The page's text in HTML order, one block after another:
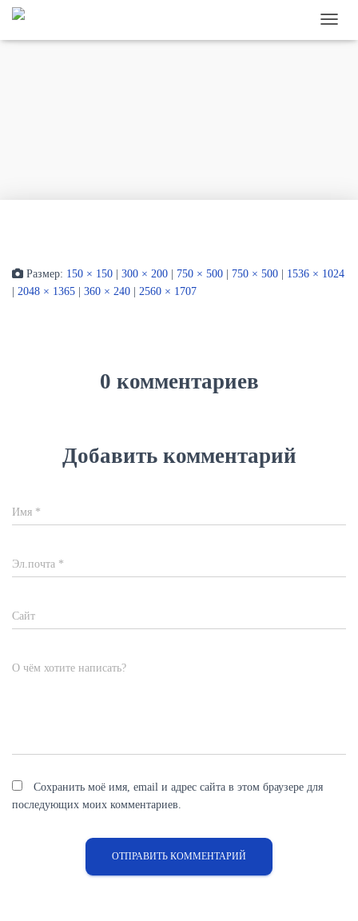
Размер: 150 × 150 300 × 200 750 × 500 750 × 500
1536 × 1024
2048 × 1365 360 × 240 2560 × 1707
0 комментариев
Добавить комментарий
Имя *
Эл.почта *
Сайт
О чём хотите написать?
Сохранить моё имя, email и адрес сайта в этом браузере для
последующих моих комментариев.